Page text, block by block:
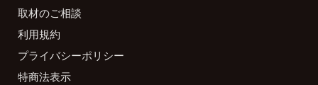
取材のご相談
利用規約
プライバシーポリシー
特商法表示